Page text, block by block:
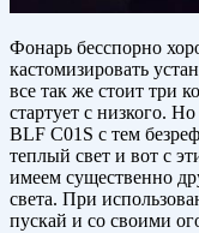
Фонарь бесспорно
кастомизировать
все так же стоит три
стартует с низкого.
BLF C01S с тем
теплый свет и вот с
имеем существенно
света. При
пускай и со своими